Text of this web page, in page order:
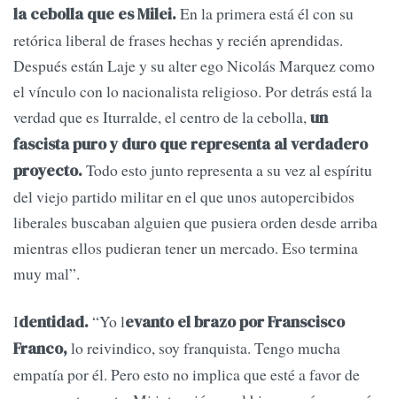
la cebolla que es Milei.En la primera está él con su
retórica liberal de frases hechas y recién aprendidas.
Después están Laje y su alter ego Nicolás Marquez como
el vínculo con lo nacionalista religioso. Por detrás está la
verdad que es Iturralde, el centro de la cebolla,un
fascista puro y duro que representa al verdadero
proyecto.Todo esto junto representa a su vez al espíritu
del viejo partido militar en el que unos autopercibidos
liberales buscaban alguien que pusiera orden desde arriba
mientras ellos pudieran tener un mercado. Eso termina
muy mal”.
Identidad.“Yo levanto el brazo por Franscisco
Franco,lo reivindico, soy franquista. Tengo mucha
empatía por él. Pero esto no implica que esté a favor de